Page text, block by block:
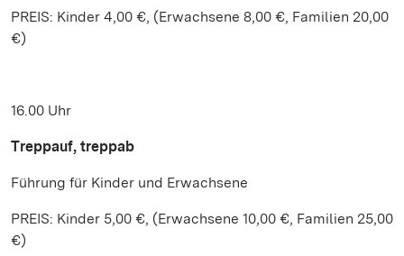
PREIS: Kinder 4,00 €, (Erwachsene 8,00 €, Familien 20,00
€)
16.00 Uhr
Treppauf, treppab
Führung für Kinder und Erwachsene
PREIS: Kinder 5,00 €, (Erwachsene 10,00 €, Familien 25,00
€)